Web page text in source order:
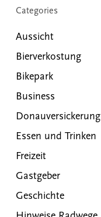
Categories
Aussicht
Bierverkostung
Bikepark
Business
Donauversickerung
Essen und Trinken
Freizeit
Gastgeber
Geschichte